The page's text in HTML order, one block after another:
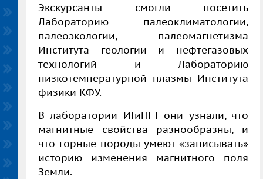
Экскурсанты смогли посетить
Лабораторию палеоклиматологии,
палеоэкологии, палеомагнетизма
Института геологии и нефтегазовых
технологий и Лабораторию
низкотемпературной плазмы Института
физики КФУ.
В лаборатории ИГиНГТ они узнали, что
магнитные свойства разнообразны, и
что горные породы умеют «записывать»
историю изменения магнитного поля
Земли.